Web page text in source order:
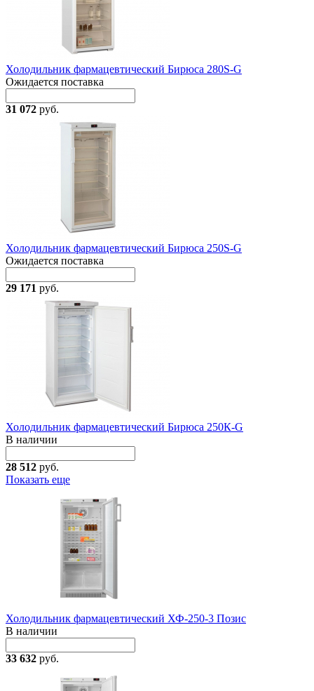
Холодильник фармацевтический Бирюса 280S-G
Ожидается поставка
31 072 руб.
Холодильник фармацевтический Бирюса 250S-G
Ожидается поставка
29 171 руб.
Холодильник фармацевтический Бирюса 250К-G
В наличии
28 512 руб.
Показать еще
Холодильник фармацевтический ХФ-250-3 Позис
В наличии
33 632 руб.